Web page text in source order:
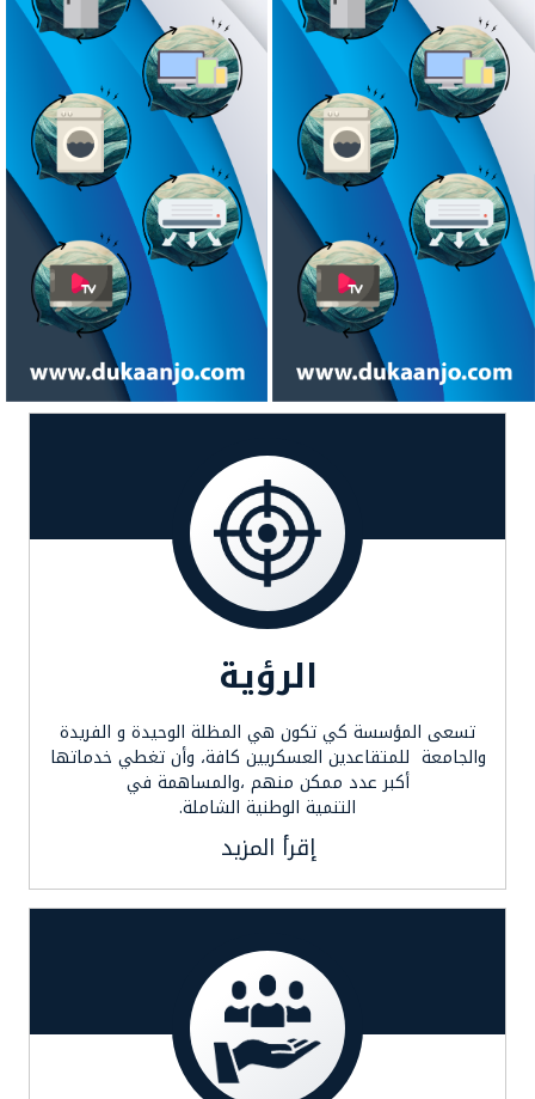
الرؤية
تسعى المؤسسة كي تكون هي المظلة الوحيدة و الفريدة
والجامعة للمتقاعدين العسكريين كافة، وأن تغطي خدماتها
أكبر عدد ممكن منهم ،والمساهمة في
التنمية الوطنية الشاملة.
إقرأ المزيد